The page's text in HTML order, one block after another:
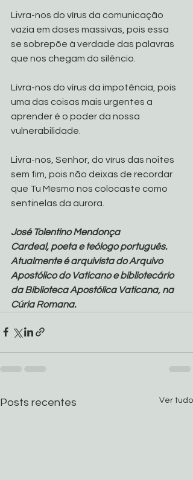
Livra-nos do vírus da comunicação
vazia em doses massivas, pois essa
se sobrepõe à verdade das palavras
que nos chegam do silêncio.
Livra-nos do vírus da impotência, pois
uma das coisas mais urgentes a
aprender é o poder da nossa
vulnerabilidade.
Livra-nos, Senhor, do vírus das noites
sem fim, pois não deixas de recordar
que Tu Mesmo nos colocaste como
sentinelas da aurora.
José Tolentino Mendonça
Cardeal, poeta e teólogo português.
Atualmente é arquivista do Arquivo
Apostólico do Vaticano e bibliotecário
da Biblioteca Apostólica Vaticana, na
Cúria Romana.
Posts recentes Ver tudo